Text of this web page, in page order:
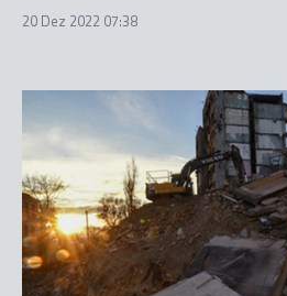
20 Dez 2022 07:38